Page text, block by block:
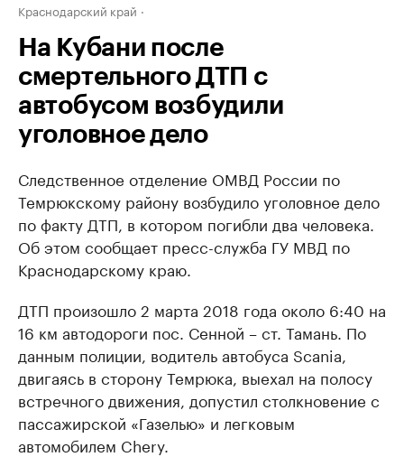
Краснодарский край
На Кубани после
смертельного ДТП с
автобусом возбудили
уголовное дело
Следственное отделение ОМВД России по
Темрюкскому району возбудило уголовное дело
по факту ДТП, в котором погибли два человека.
Об этом сообщает пресс-служба ГУ МВД по
Краснодарскому краю.
ДТП произошло 2 марта 2018 года около 6:40 на
16 км автодороги пос. Сенной – ст. Тамань. По
данным полиции, водитель автобуса Scania,
двигаясь в сторону Темрюка, выехал на полосу
встречного движения, допустил столкновение с
пассажирской «Газелью» и легковым
автомобилем Chery.